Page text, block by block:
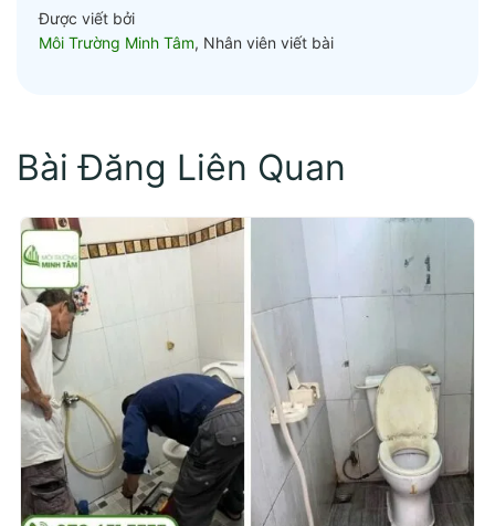
Được viết bởi
Môi Trường Minh Tâm, Nhân viên viết bài
Bài Đăng Liên Quan